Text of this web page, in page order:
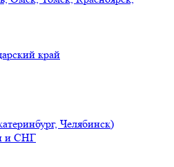
край
Челябинск)
и СНГ